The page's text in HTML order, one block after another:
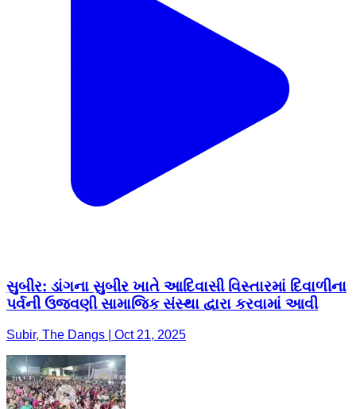
સુબીર: ડાંગના સુબીર ખાતે આદિવાસી વિસ્તારમાં દિવાળીના
પર્વની ઉજવણી સામાજિક સંસ્થા દ્વારા કરવામાં આવી
Subir, The Dangs | Oct 21, 2025